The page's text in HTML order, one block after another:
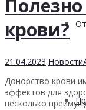
крови?
21.04.2023 Новости
Донорство крови
эффектов для
несколько